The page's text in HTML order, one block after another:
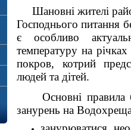
Шановні жителі
Господнього питання
є особливо
температуру на
покров, котрий
людей та дітей.
Основні
занурень на